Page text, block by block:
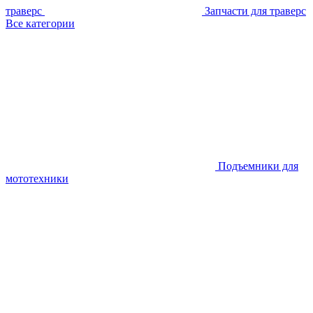
траверс
Запчасти для траверс
Все категории
Подъемники для
мототехники